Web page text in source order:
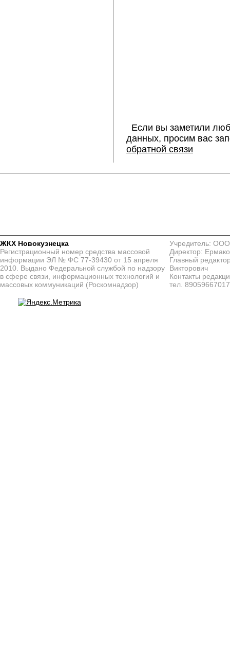
Если вы заметили
данных, просим вас
обратной связи
ЖКХ Новокузнецка
Регистрационный номер средства массовой
информации ЭЛ № ФС 77-39430 от 15 апреля
2010. Выдано Федеральной службой по надзору
в сфере связи, информационных технологий и
массовых коммуникаций (Роскомнадзор)
Учредитель:
Директор:
Главный
Викторович
Контакты
тел. 89059667017